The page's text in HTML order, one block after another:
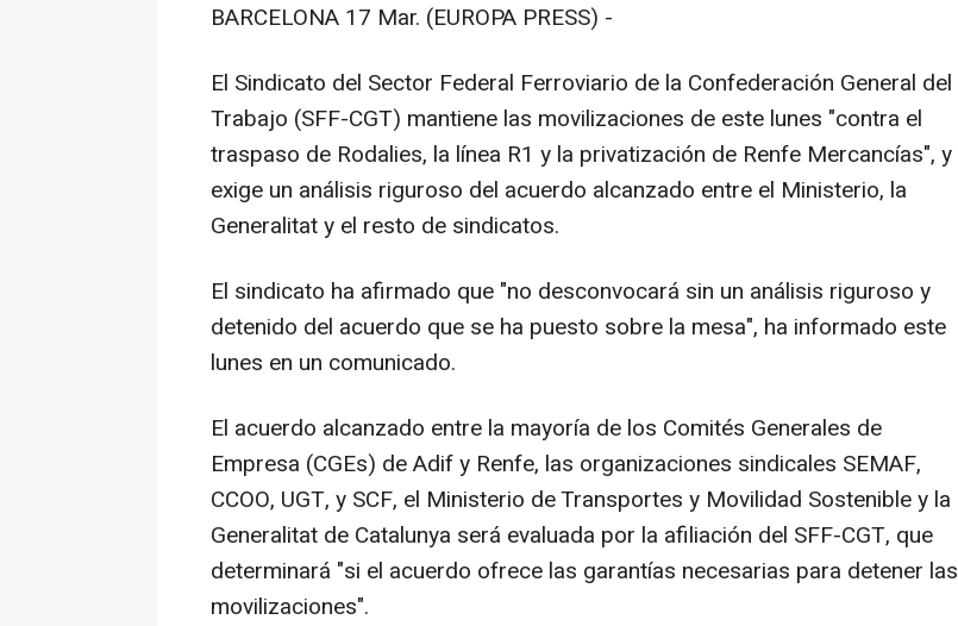
BARCELONA 17 Mar. (EUROPA PRESS) -
El Sindicato del Sector Federal Ferroviario de la Confederación General del
Trabajo (SFF-CGT) mantiene las movilizaciones de este lunes "contra el
traspaso de Rodalies, la línea R1 y la privatización de Renfe Mercancías", y
exige un análisis riguroso del acuerdo alcanzado entre el Ministerio, la
Generalitat y el resto de sindicatos.
El sindicato ha afirmado que "no desconvocará sin un análisis riguroso y
detenido del acuerdo que se ha puesto sobre la mesa", ha informado este
lunes en un comunicado.
El acuerdo alcanzado entre la mayoría de los Comités Generales de
Empresa (CGEs) de Adif y Renfe, las organizaciones sindicales SEMAF,
CCOO, UGT, y SCF, el Ministerio de Transportes y Movilidad Sostenible y la
Generalitat de Catalunya será evaluada por la afiliación del SFF-CGT, que
determinará "si el acuerdo ofrece las garantías necesarias para detener las
movilizaciones".